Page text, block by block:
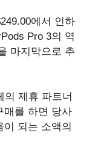
에서 인하
Pro 3의 역
마지막으로 추
의 제휴 파트너
매를 하면 당사
되는 소액의